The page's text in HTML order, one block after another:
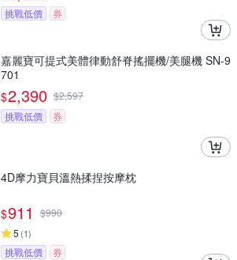
挑戰低價 券
嘉麗寶可提式美體律動舒脊搖擺機/美腿機 SN-9
701
$2,390 $2,597
挑戰低價
券
4D摩力寶貝溫熱揉捏按摩枕
$911 $990
5 (1)
挑戰低價 券